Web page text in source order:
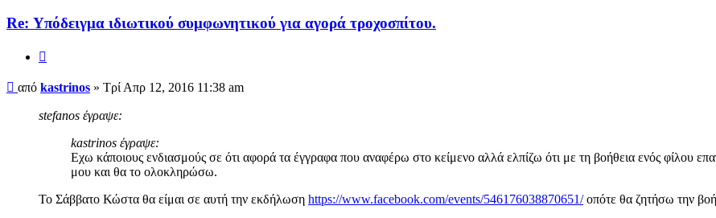
Re: Υπόδειγμα ιδιωτικού συμφωνητικoύ για αγορά τροχοσπίτου.
Δημοσίευση
από kastrinos » Τρί Απρ 12, 2016 11:38 am
stefanos έγραψε:
kastrinos έγραψε:
Εχω κάποιους ενδιασμούς σε ότι αφορά τα έγγραφα που αναφέρω στο κείμενο αλλά ελπίζω ότι με τη βοήθεια ενός φίλου
μου και θα το ολοκληρώσω.
To Σάββατο Κώστα θα είμαι σε αυτή την εκδήλωση https://www.facebook.com/events/546176038870651/οπότε θα ζητήσω την